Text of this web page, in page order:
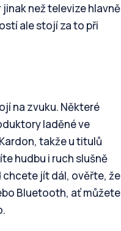
než televize hlavně
ale stojí za to při
na zvuku. Některé
laděné ve
takže u titulů
hudbu i ruch slušně
chcete jít dál, ověřte, že
Bluetooth, ať můžete